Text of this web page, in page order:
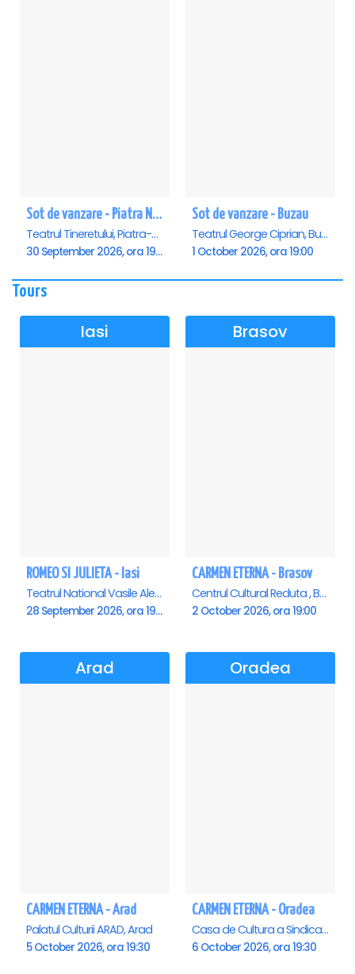
Sot de vanzare - Piatra Neamt
Teatrul Tineretului, Piatra-Neamt
30 September 2026, ora 19:00
Sot de vanzare - Buzau
Teatrul George Ciprian, Buzau
1 October 2026, ora 19:00
Tours
Iasi
ROMEO SI JULIETA - Iasi
Teatrul National Vasile Alecsandri , Iasi
28 September 2026, ora 19:00
Brasov
CARMEN ETERNA - Brasov
Centrul Cultural Reduta , Brasov
2 October 2026, ora 19:00
Arad
CARMEN ETERNA - Arad
Palatul Culturii ARAD, Arad
5 October 2026, ora 19:30
Oradea
CARMEN ETERNA - Oradea
Casa de Cultura a Sindicatelor , Oradea
6 October 2026, ora 19:30